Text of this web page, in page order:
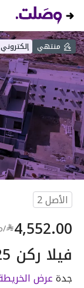
منتهي إلكتروني
الأصل2
4,552.00
/
فيلا ركن 625م2 بحي أبحر الشمالية
جدةعرض